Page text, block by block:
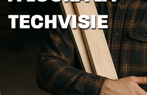
TECHVISIE